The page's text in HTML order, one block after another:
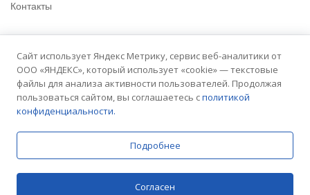
Контакты
Политика конфиденциальности
Условия использования
Сайт университета
© 2025 Embit. Все права защищены.
Сайт использует Яндекс Метрику, сервис веб-аналитики от
ООО «ЯНДЕКС», который использует «cookie» — текстовые
файлы для анализа активности пользователей. Продолжая
пользоваться сайтом, вы соглашаетесь сполитикой
конфиденциальности.
Подробнее
Согласен